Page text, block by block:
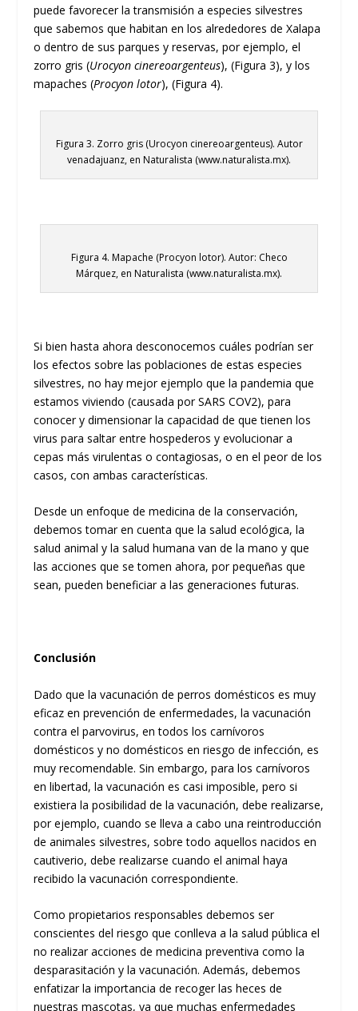
puede favorecer la transmisión a especies silvestres
que sabemos que habitan en los alrededores de Xalapa
o dentro de sus parques y reservas, por ejemplo, el
zorro gris (Urocyon cinereoargenteus), (Figura 3), y los
mapaches (Procyon lotor), (Figura 4).
Figura 3. Zorro gris (Urocyon cinereoargenteus). Autor
venadajuanz, en Naturalista (www.naturalista.mx).
Figura 4. Mapache (Procyon lotor). Autor: Checo
Márquez, en Naturalista (www.naturalista.mx).
Si bien hasta ahora desconocemos cuáles podrían ser
los efectos sobre las poblaciones de estas especies
silvestres, no hay mejor ejemplo que la pandemia que
estamos viviendo (causada por SARS COV2), para
conocer y dimensionar la capacidad de que tienen los
virus para saltar entre hospederos y evolucionar a
cepas más virulentas o contagiosas, o en el peor de los
casos, con ambas características.
Desde un enfoque de medicina de la conservación,
debemos tomar en cuenta que la salud ecológica, la
salud animal y la salud humana van de la mano y que
las acciones que se tomen ahora, por pequeñas que
sean, pueden beneficiar a las generaciones futuras.
Conclusión
Dado que la vacunación de perros domésticos es muy
eficaz en prevención de enfermedades, la vacunación
contra el parvovirus, en todos los carnívoros
domésticos y no domésticos en riesgo de infección, es
muy recomendable. Sin embargo, para los carnívoros
en libertad, la vacunación es casi imposible, pero si
existiera la posibilidad de la vacunación, debe realizarse,
por ejemplo, cuando se lleva a cabo una reintroducción
de animales silvestres, sobre todo aquellos nacidos en
cautiverio, debe realizarse cuando el animal haya
recibido la vacunación correspondiente.
Como propietarios responsables debemos ser
conscientes del riesgo que conlleva a la salud pública el
no realizar acciones de medicina preventiva como la
desparasitación y la vacunación. Además, debemos
enfatizar la importancia de recoger las heces de
nuestras mascotas, ya que muchas enfermedades